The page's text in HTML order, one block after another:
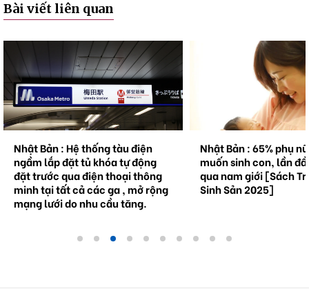
Bài viết liên quan
Nhật Bản : Hệ thống tàu điện
ngầm lắp đặt tủ khóa tự động
đặt trước qua điện thoại thông
minh tại tất cả các ga , mở rộng
mạng lưới do nhu cầu tăng.
Nhật Bản : 65% phụ
muốn sinh con, lần
qua nam giới [Sách
Sinh Sản 2025]